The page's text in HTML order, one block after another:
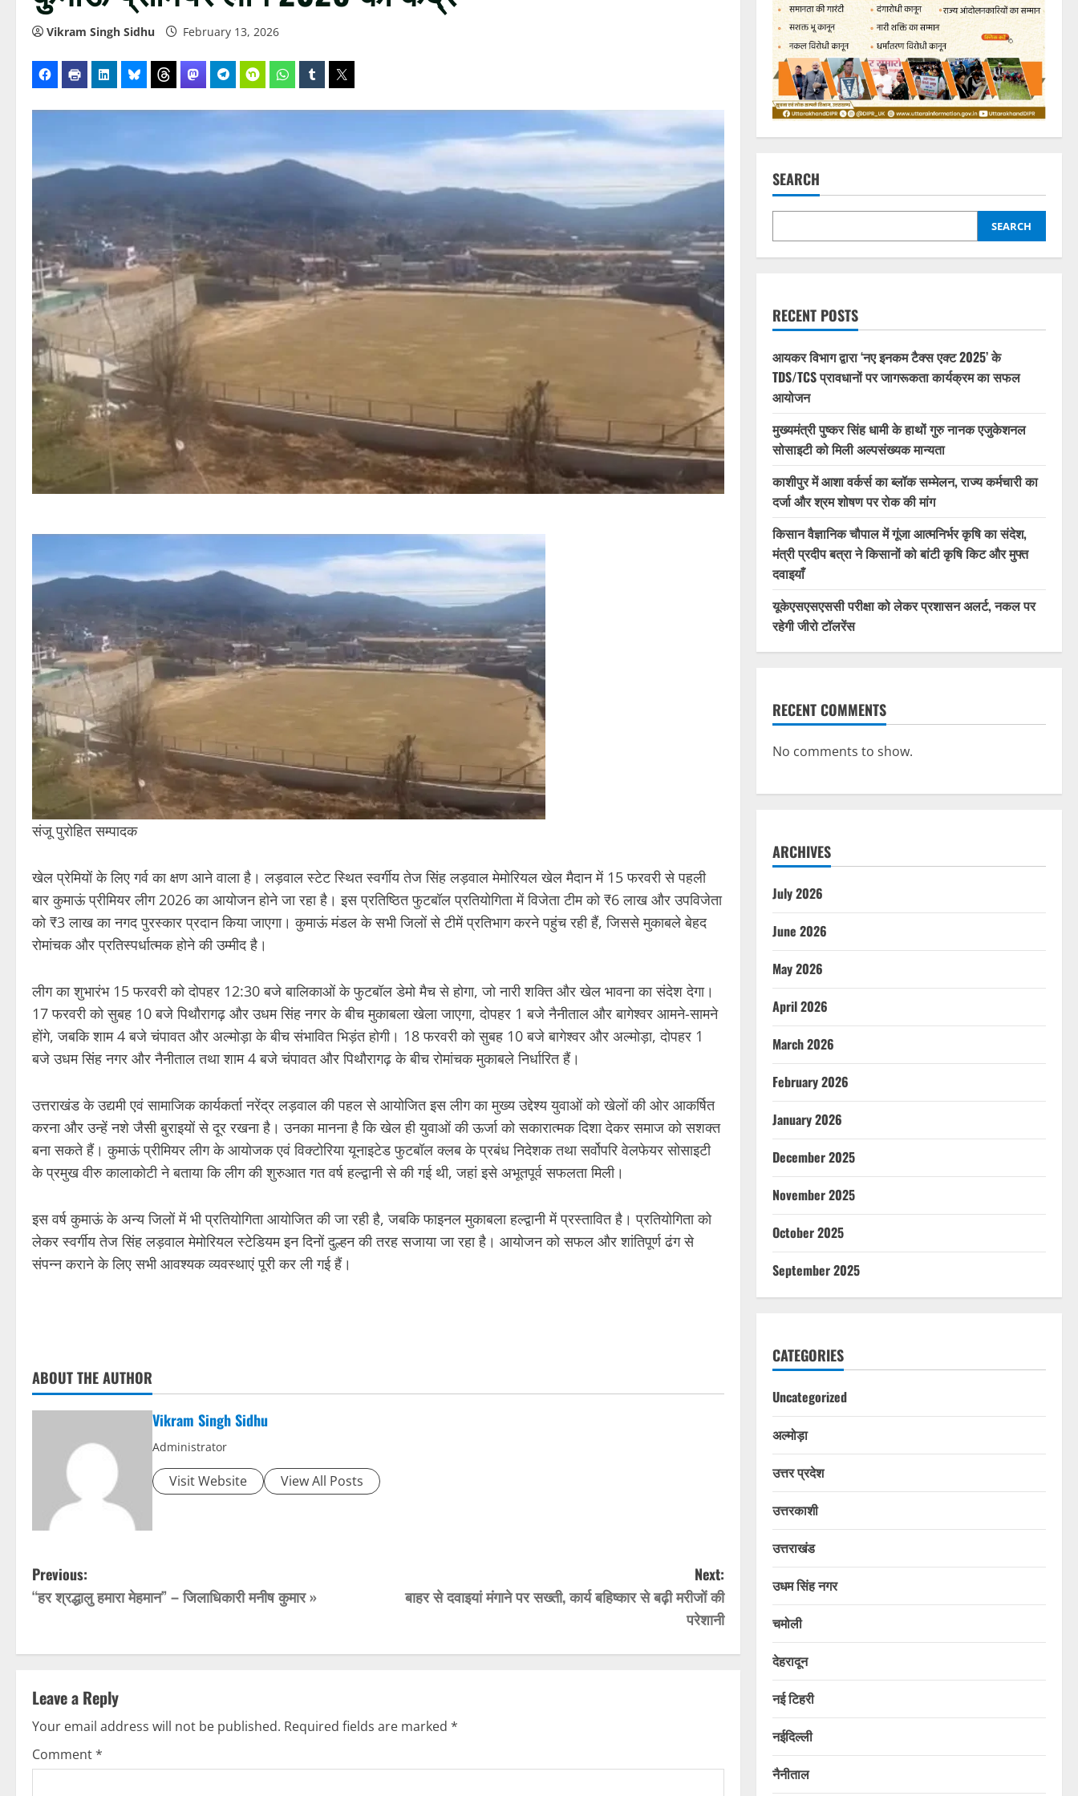
Vikram Singh Sidhu February 13, 2026
संजू पुरोहित सम्पादक
खेल प्रेमियों के लिए गर्व का क्षण आने वाला है। लड़वाल स्टेट स्थित स्वर्गीय तेज सिंह लड़वाल मेमोरियल खेल मैदान में 15 फरवरी से पहली
बार कुमाऊं प्रीमियर लीग 2026 का आयोजन होने जा रहा है। इस प्रतिष्ठित फुटबॉल प्रतियोगिता में विजेता टीम को ₹6 लाख और उपविजेता
को ₹3 लाख का नगद पुरस्कार प्रदान किया जाएगा। कुमाऊं मंडल के सभी जिलों से टीमें प्रतिभाग करने पहुंच रही हैं, जिससे मुकाबले बेहद
रोमांचक और प्रतिस्पर्धात्मक होने की उम्मीद है।
लीग का शुभारंभ 15 फरवरी को दोपहर 12:30 बजे बालिकाओं के फुटबॉल डेमो मैच से होगा, जो नारी शक्ति और खेल भावना का संदेश देगा।
17 फरवरी को सुबह 10 बजे पिथौरागढ़ और उधम सिंह नगर के बीच मुकाबला खेला जाएगा, दोपहर 1 बजे नैनीताल और बागेश्वर आमने-सामने
होंगे, जबकि शाम 4 बजे चंपावत और अल्मोड़ा के बीच संभावित भिड़ंत होगी। 18 फरवरी को सुबह 10 बजे बागेश्वर और अल्मोड़ा, दोपहर 1
बजे उधम सिंह नगर और नैनीताल तथा शाम 4 बजे चंपावत और पिथौरागढ़ के बीच रोमांचक मुकाबले निर्धारित हैं।
उत्तराखंड के उद्यमी एवं सामाजिक कार्यकर्ता नरेंद्र लड़वाल की पहल से आयोजित इस लीग का मुख्य उद्देश्य युवाओं को खेलों की ओर आकर्षित
करना और उन्हें नशे जैसी बुराइयों से दूर रखना है। उनका मानना है कि खेल ही युवाओं की ऊर्जा को सकारात्मक दिशा देकर समाज को सशक्त
बना सकते हैं। कुमाऊं प्रीमियर लीग के आयोजक एवं विक्टोरिया यूनाइटेड फुटबॉल क्लब के प्रबंध निदेशक तथा सर्वोपरि वेलफेयर सोसाइटी
के प्रमुख वीरु कालाकोटी ने बताया कि लीग की शुरुआत गत वर्ष हल्द्वानी से की गई थी, जहां इसे अभूतपूर्व सफलता मिली।
इस वर्ष कुमाऊं के अन्य जिलों में भी प्रतियोगिता आयोजित की जा रही है, जबकि फाइनल मुकाबला हल्द्वानी में प्रस्तावित है। प्रतियोगिता को
लेकर स्वर्गीय तेज सिंह लड़वाल मेमोरियल स्टेडियम इन दिनों दुल्हन की तरह सजाया जा रहा है। आयोजन को सफल और शांतिपूर्ण ढंग से
संपन्न कराने के लिए सभी आवश्यक व्यवस्थाएं पूरी कर ली गई हैं।
ABOUT THE AUTHOR
Vikram Singh Sidhu
Administrator
Visit Website View All Posts
P
o
s
n
a
v
Previous:
“हर श्रद्धालु हमारा मेहमान” – जिलाधिकारी मनीष कुमार »
Next:
बाहर से दवाइयां मंगाने पर सख्ती, कार्य बहिष्कार से बढ़ी मरीजों की
परेशानी
Leave a Reply
Your email address will not be published. Required fields are marked *
Comment*
SEARCH
SEARCH
RECENT POSTS
आयकर विभाग द्वारा ‘नए इनकम टैक्स एक्ट 2025’ के
TDS/TCS प्रावधानों पर जागरूकता कार्यक्रम का सफल
आयोजन
मुख्यमंत्री पुष्कर सिंह धामी के हाथों गुरु नानक एजुकेशनल
सोसाइटी को मिली अल्पसंख्यक मान्यता
काशीपुर में आशा वर्कर्स का ब्लॉक सम्मेलन, राज्य कर्मचारी का
दर्जा और श्रम शोषण पर रोक की मांग
किसान वैज्ञानिक चौपाल में गूंजा आत्मनिर्भर कृषि का संदेश,
मंत्री प्रदीप बत्रा ने किसानों को बांटी कृषि किट और मुफ्त
दवाइयाँ
यूकेएसएसएससी परीक्षा को लेकर प्रशासन अलर्ट, नकल पर
रहेगी जीरो टॉलरेंस
RECENT COMMENTS
No comments to show.
ARCHIVES
July 2026
June 2026
May 2026
April 2026
March 2026
February 2026
January 2026
December 2025
November 2025
October 2025
September 2025
CATEGORIES
Uncategorized
अल्मोड़ा
उत्तर प्रदेश
उत्तरकाशी
उत्तराखंड
उधम सिंह नगर
चमोली
देहरादून
नई टिहरी
नईदिल्ली
नैनीताल